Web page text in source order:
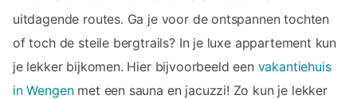
uitdagende routes. Ga je voor de ontspannen tochten
of toch de steile bergtrails? In je luxe appartement kun
je lekker bijkomen. Hier bijvoorbeeld een vakantiehuis
in Wengenmet een sauna en jacuzzi! Zo kun je lekker